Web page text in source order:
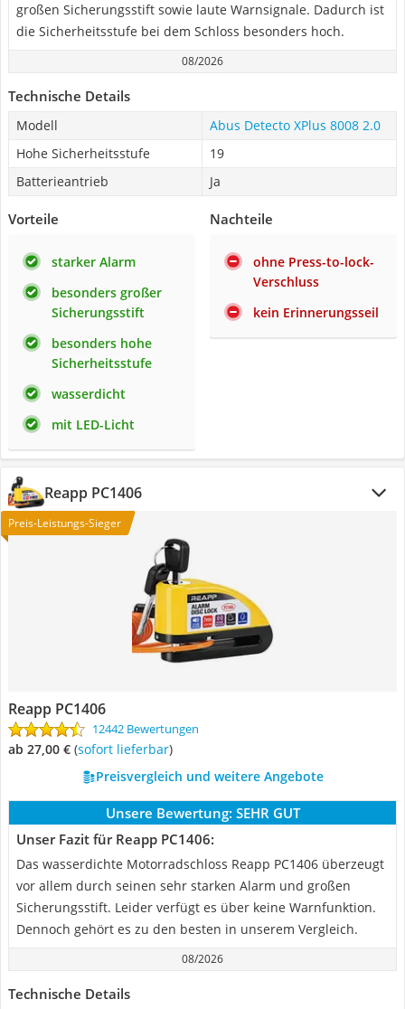
großen Sicherungsstift sowie laute Warnsignale. Dadurch ist
die Sicherheitsstufe bei dem Schloss besonders hoch.
08/2026
Technische Details
Modell
Abus Detecto XPlus 8008 2.0
Hohe Sicherheitsstufe
19
Batterieantrieb
Ja
Vorteile
starker Alarm
besonders großer
Sicherungsstift
besonders hohe
Sicherheitsstufe
wasserdicht
mit LED-Licht
Nachteile
ohne Press-to-lock-
Verschluss
kein Erinnerungsseil
Reapp ‎PC1406
Preis-Leistungs-Sieger
Reapp ‎PC1406
12442 Bewertungen
ab 27,00 € ( Sofort lieferbar)
Preisvergleich und weitere Angebote
Unsere Bewertung: SEHR GUT
Unser Fazit für Reapp ‎PC1406:
Das wasserdichte Motorradschloss Reapp PC1406 überzeugt
vor allem durch seinen sehr starken Alarm und großen
Sicherungsstift. Leider verfügt es über keine Warnfunktion.
Dennoch gehört es zu den besten in unserem Vergleich.
08/2026
Technische Details